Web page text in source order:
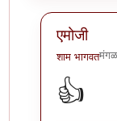
एमोजी
शाम भागवत
In reply to
👍